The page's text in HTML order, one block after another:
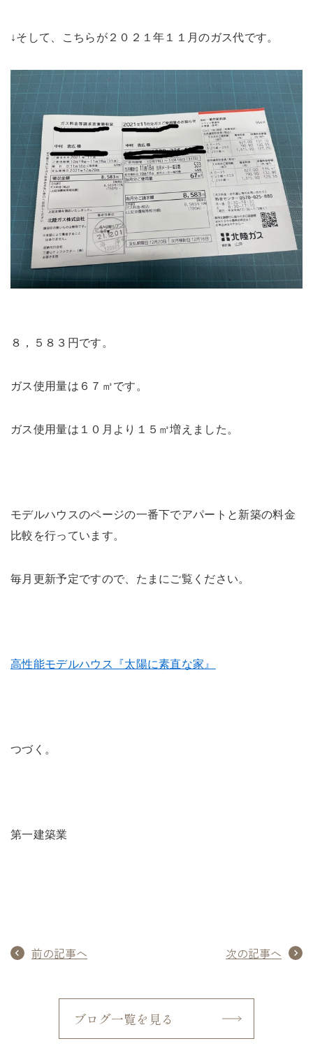
↓そして、こちらが２０２１年１１月のガス代です。
８，５８３円です。
ガス使用量は６７㎥です。
ガス使用量は１０月より１５㎥増えました。
モデルハウスのページの一番下でアパートと新築の料金
比較を行っています。
毎月更新予定ですので、たまにご覧ください。
高性能モデルハウス『太陽に素直な家』
つづく。
第一建築業
前の記事へ 次の記事へ
ブログ一覧を見る